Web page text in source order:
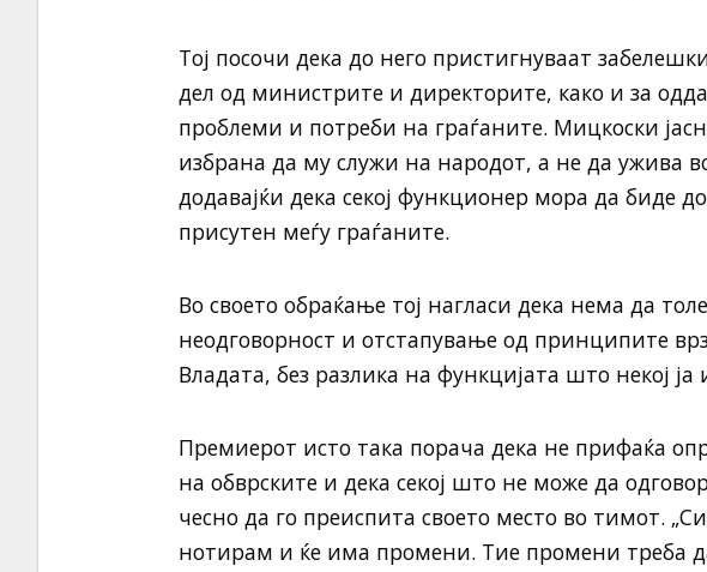
Тој посочи дека до него пристигнуваат
дел од министрите и директорите, како и за
проблеми и потреби на граѓаните. Мицкоски
избрана да му служи на народот, а не да ужива
додавајќи дека секој функционер мора да биде
присутен меѓу граѓаните.
Во своето обраќање тој нагласи дека нема да
неодговорност и отстапување од принципите
Владата, без разлика на функцијата што некој ја
Премиерот исто така порача дека не прифаќа
на обврските и дека секој што не може да
чесно да го преиспита своето место во тимот.
нотирам и ќе има промени. Тие промени треба